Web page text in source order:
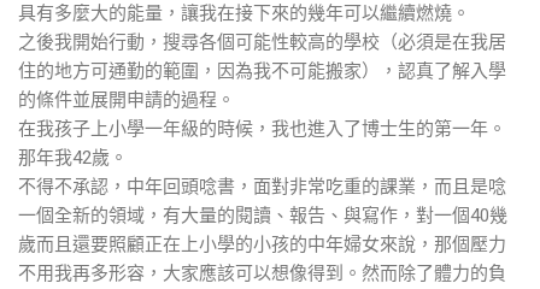
具有多麼大的能量，讓我在接下來的幾年可以繼續燃燒。
之後我開始行動，搜尋各個可能性較高的學校（必須是在我居
住的地方可通勤的範圍，因為我不可能搬家），認真了解入學
的條件並展開申請的過程。
在我孩子上小學一年級的時候，我也進入了博士生的第一年。
那年我42歲。
不得不承認，中年回頭唸書，面對非常吃重的課業，而且是唸
一個全新的領域，有大量的閱讀、報告、與寫作，對一個40幾
歲而且還要照顧正在上小學的小孩的中年婦女來說，那個壓力
不用我再多形容，大家應該可以想像得到。然而除了體力的負